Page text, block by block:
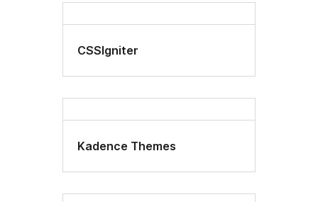
CSSIgniter
Kadence Themes